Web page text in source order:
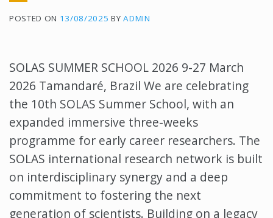
POSTED ON 13/08/2025 BYADMIN
SOLAS SUMMER SCHOOL 2026 9-27 March
2026 Tamandaré, Brazil We are celebrating
the 10th SOLAS Summer School, with an
expanded immersive three-weeks
programme for early career researchers. The
SOLAS international research network is built
on interdisciplinary synergy and a deep
commitment to fostering the next
generation of scientists. Building on a legacy